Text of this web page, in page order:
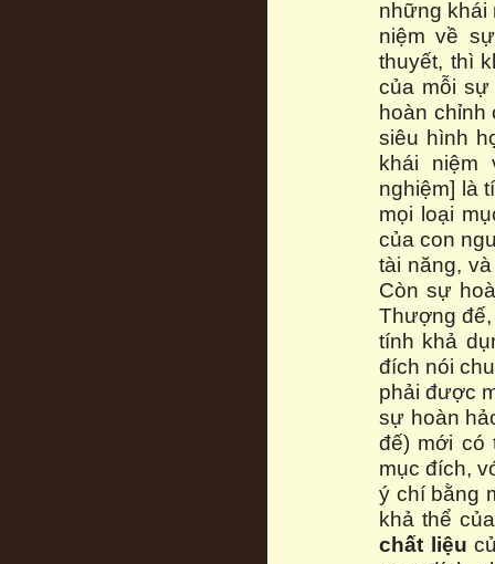
những khái
niệm về
thuyết, thì
của mỗi sự
hoàn chỉnh
siêu hình
khái niệm
nghiệm] là
mọi loại
của con
tài năng,
Còn sự
Thượng
tính khả
đích nói
phải được
sự hoàn
đế) mới có
mục đích,
ý chí bằng
khả thể
chất liệu